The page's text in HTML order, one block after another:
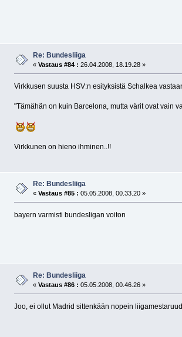
Re: Bundesliiga
«Vastaus #84 : 26.04.2008, 18.19.28 »
Virkkusen suusta HSV:n esityksistä Schalkea
"Tämähän on kuin Barcelona, mutta värit ovat vain
Virkkunen on hieno ihminen..!!
Re: Bundesliiga
«Vastaus #85 : 05.05.2008, 00.33.20 »
bayern varmisti bundesligan voiton
Re: Bundesliiga
«Vastaus #86 : 05.05.2008, 00.46.26 »
Joo, ei ollut Madrid sittenkään nopein